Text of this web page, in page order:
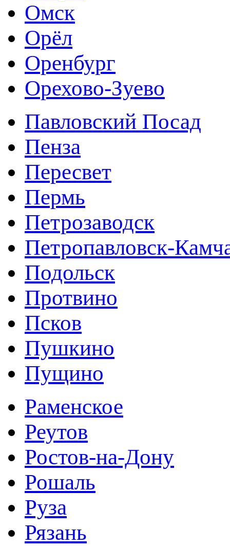
Омск
Орёл
Оренбург
Орехово-Зуево
Павловский Посад
Пенза
Пересвет
Пермь
Петрозаводск
Петропавловск-
Подольск
Протвино
Псков
Пушкино
Пущино
Раменское
Реутов
Ростов-на-Дону
Рошаль
Руза
Рязань